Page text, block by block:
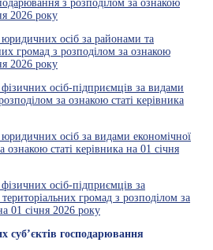
з розподілом за ознакою
2026 року
юридичних осіб за районами та
громад з розподілом за ознакою
2026 року
фізичних осіб-підприємців за видами
за ознакою статі керівника
юридичних осіб за видами економічної
ознакою статі керівника на 01 січня
фізичних осіб-підприємців за
громад з розподілом за
01 січня 2026 року
суб’єктів господарювання